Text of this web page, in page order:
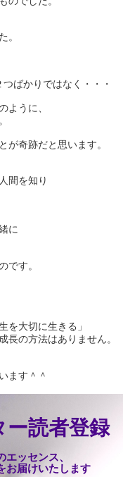
。
ばかりではなく・・・
ように、
が奇跡だと思います。
間を知り
に
です。
を大切に生きる」
長の方法はありません。
ます＾＾
読者登録
ッセンス、
お届けいたします